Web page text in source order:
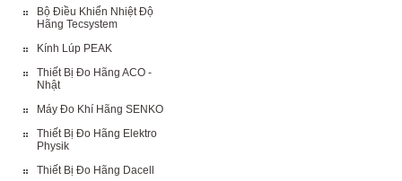
Bộ Điều Khiển Nhiệt Độ
Hãng Tecsystem
Kính Lúp PEAK
Thiết Bị Đo Hãng ACO -
Nhật
Máy Đo Khí Hãng SENKO
Thiết Bị Đo Hãng Elektro
Physik
Thiết Bị Đo Hãng Dacell